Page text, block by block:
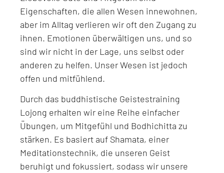
Eigenschaften, die allen Wesen innewohnen,
aber im Alltag verlieren wir oft den Zugang zu
ihnen. Emotionen überwältigen uns, und so
sind wir nicht in der Lage, uns selbst oder
anderen zu helfen. Unser Wesen ist jedoch
offen und mitfühlend.
Durch das buddhistische Geistestraining
Lojong erhalten wir eine Reihe einfacher
Übungen, um Mitgefühl und Bodhichitta zu
stärken. Es basiert auf Shamata, einer
Meditationstechnik, die unseren Geist
beruhigt und fokussiert, sodass wir unsere